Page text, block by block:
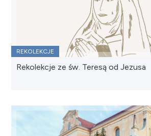
REKOLEKCJE
Rekolekcje ze św. Teresą od Jezusa